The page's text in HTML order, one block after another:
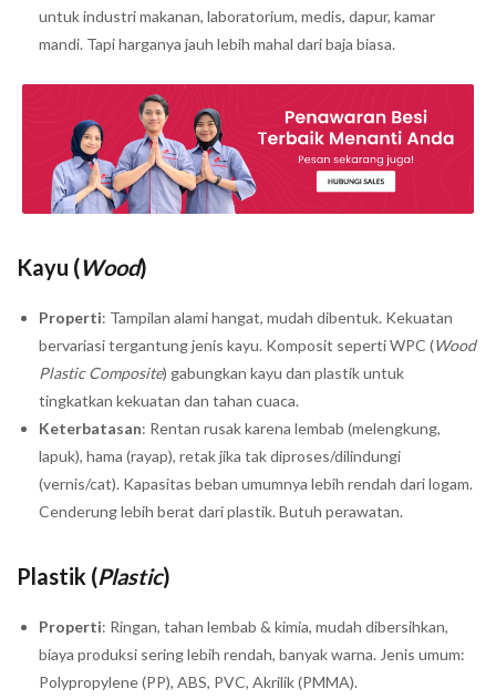
untuk industri makanan, laboratorium, medis, dapur, kamar
mandi. Tapi harganya jauh lebih mahal dari baja biasa.
Kayu (Wood)
Properti: Tampilan alami hangat, mudah dibentuk. Kekuatan
bervariasi tergantung jenis kayu. Komposit seperti WPC (Wood
Plastic Composite) gabungkan kayu dan plastik untuk
tingkatkan kekuatan dan tahan cuaca.
Keterbatasan: Rentan rusak karena lembab (melengkung,
lapuk), hama (rayap), retak jika tak diproses/dilindungi
(vernis/cat). Kapasitas beban umumnya lebih rendah dari logam.
Cenderung lebih berat dari plastik. Butuh perawatan.
Plastik (Plastic)
Properti: Ringan, tahan lembab & kimia, mudah dibersihkan,
biaya produksi sering lebih rendah, banyak warna. Jenis umum:
Polypropylene (PP), ABS, PVC, Akrilik (PMMA).